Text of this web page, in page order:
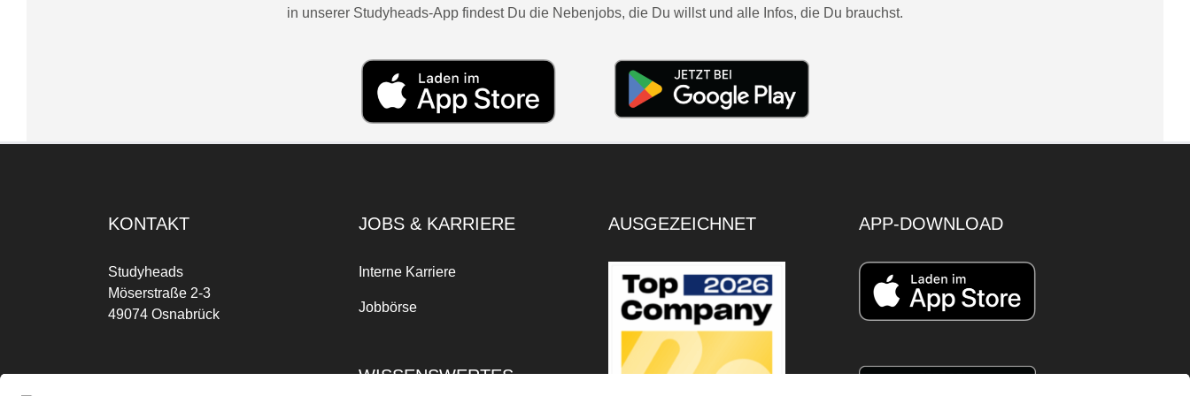
in unserer Studyheads-App findest Du die Nebenjobs, die Du willst und alle Infos, die Du brauchst.
KONTAKT
Studyheads
Möserstraße 2-3
49074 Osnabrück
JOBS & KARRIERE
Interne Karriere
Jobbörse
WISSENSWERTES
AUSGEZEICHNET APP-DOWNLOAD